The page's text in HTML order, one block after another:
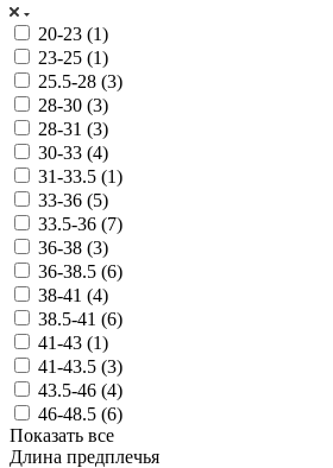
20-23 (1)
23-25 (1)
25.5-28 (3)
28-30 (3)
28-31 (3)
30-33 (4)
31-33.5 (1)
33-36 (5)
33.5-36 (7)
36-38 (3)
36-38.5 (6)
38-41 (4)
38.5-41 (6)
41-43 (1)
41-43.5 (3)
43.5-46 (4)
46-48.5 (6)
Показать все
Длина предплечья